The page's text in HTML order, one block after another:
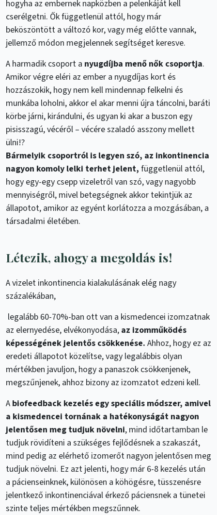
hogyha az embernek napközben a pelenkáját kell
cserélgetni. Ők függetlenül attól, hogy már
beköszöntött a változó kor, vagy még előtte vannak,
jellemző módon megjelennek segítséget keresve.
A harmadik csoport a nyugdíjba menő nők csoportja.
Amikor végre eléri az ember a nyugdíjas kort és
hozzászokik, hogy nem kell mindennap felkelni és
munkába loholni, akkor el akar menni újra táncolni, baráti
körbe járni, kirándulni, és ugyan ki akar a buszon egy
pisisszagú, vécéről – vécére szaladó asszony mellett
ülni!?
Bármelyik csoportról is legyen szó, az inkontinencia
nagyon komoly lelki terhet jelent, függetlenül attól,
hogy egy-egy csepp vizeletről van szó, vagy nagyobb
mennyiségről, mivel betegségnek akkor tekintjük az
állapotot, amikor az egyént korlátozza a mozgásában, a
társadalmi életében.
Létezik, ahogy a megoldás is!
A vizelet inkontinencia kialakulásának elég nagy
százalékában,
legalább 60-70%-ban ott van a kismedencei izomzatnak
az elernyedése, elvékonyodása, az izomműködés
képességének jelentős csökkenése. Ahhoz, hogy ez az
eredeti állapotot közelítse, vagy legalábbis olyan
mértékben javuljon, hogy a panaszok csökkenjenek,
megszűnjenek, ahhoz bizony az izomzatot edzeni kell.
A biofeedback kezelés egy speciális módszer, amivel
a kismedencei tornának a hatékonyságát nagyon
jelentősen meg tudjuk növelni, mind időtartamban le
tudjuk rövidíteni a szükséges fejlődésnek a szakaszát,
mind pedig az elérhető izomerőt nagyon jelentősen meg
tudjuk növelni. Ez azt jelenti, hogy már 6-8 kezelés után
a pácienseinknek, különösen a köhögésre, tüsszenésre
jelentkező inkontinenciával érkező páciensnek a tünetei
szinte teljes mértékben megszűnnek.